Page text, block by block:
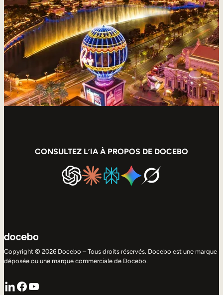
Formation des employés
Aide à la vente
Formation à la conformité
Formation première ligne
Formation externe
Formation des adhérents
Skills Intelligence
Mobilité interne
CONSULTEZ L’IA À PROPOS DE DOCEBO
Copyright © 2026 Docebo – Tous droits réservés. Docebo est une marque
déposée ou une marque commerciale de Docebo.
LinkedIn
Facebook
YouTube